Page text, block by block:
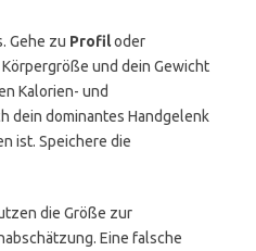
Gehe zu Profiloder
Körpergröße und dein Gewicht
Kalorien- und
dein dominantes Handgelenk
ist. Speichere die
die Größe zur
Eine falsche